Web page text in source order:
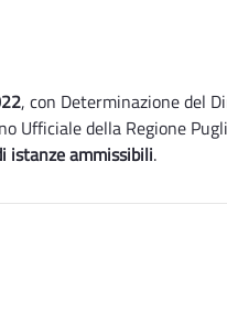
, con Determinazione del
Ufficiale della Regione
istanze ammissibili.